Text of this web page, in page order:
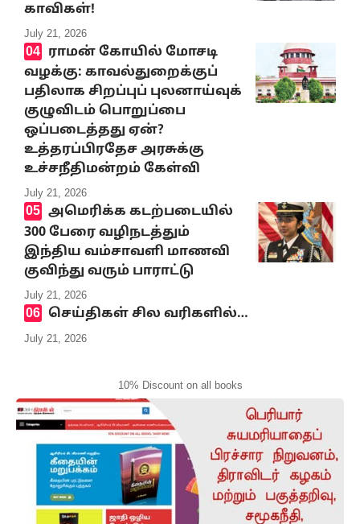
காவிகள்!
July 21, 2026
ராமன் கோயில் மோசடி
வழக்கு: காவல்துறைக்குப்
பதிலாக சிறப்புப் புலனாய்வுக்
குழுவிடம் பொறுப்பை
ஒப்படைத்தது ஏன்?
உத்தரப்பிரதேச அரசுக்கு
உச்சநீதிமன்றம் கேள்வி
July 21, 2026
அமெரிக்க கடற்படையில்
300 பேரை வழிநடத்தும்
இந்திய வம்சாவளி மாணவி
குவிந்து வரும் பாராட்டு
July 21, 2026
செய்திகள் சில வரிகளில்…
July 21, 2026
10% Discount on all books